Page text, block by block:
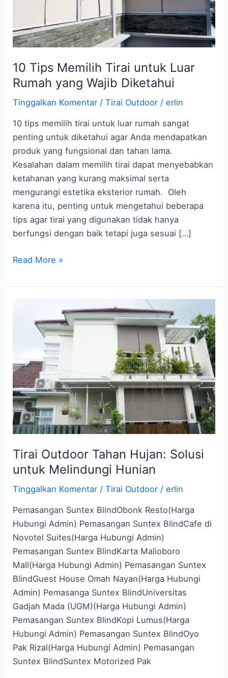
10 Tips Memilih Tirai untuk Luar
Rumah yang Wajib Diketahui
Tinggalkan Komentar /Tirai Outdoor /erlin
10 tips memilih tirai untuk luar rumah sangat
penting untuk diketahui agar Anda mendapatkan
produk yang fungsional dan tahan lama.
Kesalahan dalam memilih tirai dapat menyebabkan
ketahanan yang kurang maksimal serta
mengurangi estetika eksterior rumah. Oleh
karena itu, penting untuk mengetahui beberapa
tips agar tirai yang digunakan tidak hanya
berfungsi dengan baik tetapi juga sesuai […]
Wajib
Diketahui
Read More »
Tirai Outdoor Tahan Hujan: Solusi
untuk Melindungi Hunian
Tinggalkan Komentar /Tirai Outdoor /erlin
Pemasangan Suntex BlindObonk Resto(Harga
Hubungi Admin) Pemasangan Suntex BlindCafe di
Novotel Suites(Harga Hubungi Admin)
Pemasangan Suntex BlindKarta Malioboro
Mall(Harga Hubungi Admin) Pemasangan Suntex
BlindGuest House Omah Nayan(Harga Hubungi
Admin) Pemasanga Suntex BlindUniversitas
Gadjah Mada (UGM)(Harga Hubungi Admin)
Pemasangan Suntex BlindKopi Lumus(Harga
Hubungi Admin) Pemasangan Suntex BlindOyo
Pak Rizal(Harga Hubungi Admin) Pemasangan
Suntex BlindSuntex Motorized Pak
Outdoor
Solusi
untuk
Melindungi
Hunian